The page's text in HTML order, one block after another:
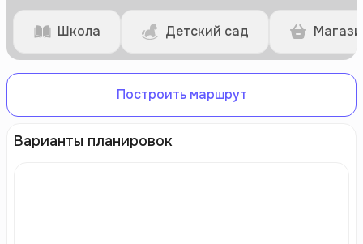
Школа Детский сад
Построить маршрут
Варианты планировок